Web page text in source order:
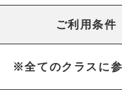
ご利用条件
※全てのクラスに